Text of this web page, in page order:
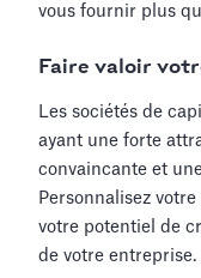
vous fournir plus
Faire valoir
Les sociétés de
ayant une forte
convaincante et
Personnalisez
votre potentiel de
de votre entreprise.